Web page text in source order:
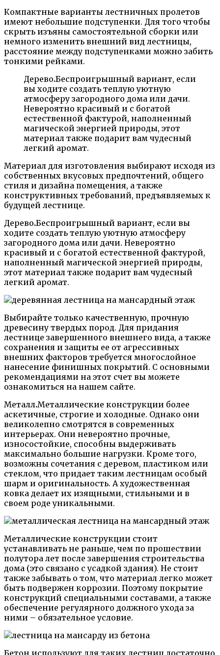
Компактные варианты лестничных пролетов
имеют небольшие подступенки. Для того чтобы
скрыть изъяны самостоятельной сборки или
немного изменить внешний вид лестницы,
расстояние между подступенками можно забить
тонкими рейками.
Дерево.Беспроигрышный вариант, если
вы ходите создать теплую уютную
атмосферу загородного дома или дачи.
Невероятно красивый и с богатой
естественной фактурой, наполненный
магической энергией природы, этот
материал также подарит вам чудесный
легкий аромат.
Материал для изготовления выбирают исходя из
собственных вкусовых предпочтений, общего
стиля и дизайна помещения, а также
конструктивных требований, предъявляемых к
будущей лестнице.
Дерево.Беспроигрышный вариант, если вы
ходите создать теплую уютную атмосферу
загородного дома или дачи. Невероятно
красивый и с богатой естественной фактурой,
наполненный магической энергией природы,
этот материал также подарит вам чудесный
легкий аромат.
Выбирайте только качественную, прочную
древесину твердых пород. Для придания
лестнице завершенного внешнего вида, а также
сохранения и защиты ее от агрессивных
внешних факторов требуется многослойное
нанесение финишных покрытий. С основными
рекомендациями на этот счет вы можете
ознакомиться на нашем сайте.
Металл.Металлические конструкции более
аскетичные, строгие и холодные. Однако они
великолепно смотрятся в современных
интерьерах. Они невероятно прочные,
износостойкие, способны выдерживать
максимально большие нагрузки. Кроме того,
возможны сочетания с деревом, пластиком или
стеклом, что придает таким лестницам особый
шарм и оригинальность. А художественная
ковка делает их изящными, стильными и в
своем роде уникальными.
Металлические конструкции стоит
устанавливать не раньше, чем по прошествии
полутора лет после завершения строительства
дома (это связано с усадкой здания). Не стоит
также забывать о том, что материал легко может
быть подвержен коррозии. Поэтому покрытие
конструкций специальными составами, а также
обеспечение регулярного должного ухода за
ними – обязательное условие.